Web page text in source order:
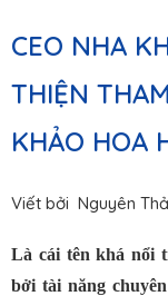
CEO NHA
THIỆN
KHẢO HOA
Viết bởi Nguyên
Là cái tên khá nổi
bởi tài năng